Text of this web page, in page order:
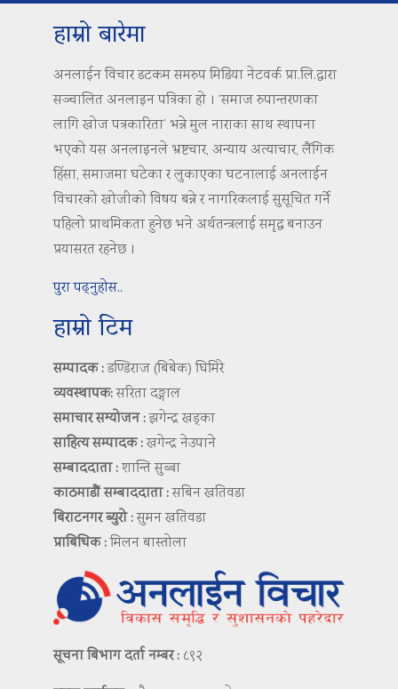
हाम्रो बारेमा
अनलाईन विचार डटकम समरुप मिडिया नेटवर्क प्रा.लि.द्वारा
सञ्चालित अनलाइन पत्रिका हो । ‘समाज रुपान्तरणका
लागि खोज पत्रकारिता’ भन्ने मुल नाराका साथ स्थापना
भएको यस अनलाइनले भ्रष्टचार, अन्याय अत्याचार, लैंगिक
हिंसा, समाजमा घटेका र लुकाएका घटनालाई अनलाईन
विचारको खोजीको विषय बन्ने र नागरिकलाई सुसूचित गर्ने
पहिलो प्राथमिकता हुनेछ भने अर्थतन्त्रलाई समृद्ध बनाउन
प्रयासरत रहनेछ ।
पुरा पढ्नुहोस..
हाम्रो टिम
सम्पादक :डण्डिराज (बिबेक) घिमिरे
व्यवस्थापक:सरिता दङ्गाल
समाचार सम्योजन :झगेन्द्र खड्का
साहित्य सम्पादक :खगेन्द्र नेउपाने
सम्बाददाता :शान्ति सुब्बा
काठमाडौं सम्बाददाता :सबिन खतिवडा
बिराटनगर ब्युरो :सुमन खतिवडा
प्राबिधिक :मिलन बास्तोला
सूचना बिभाग दर्ता नम्बर : ८९२